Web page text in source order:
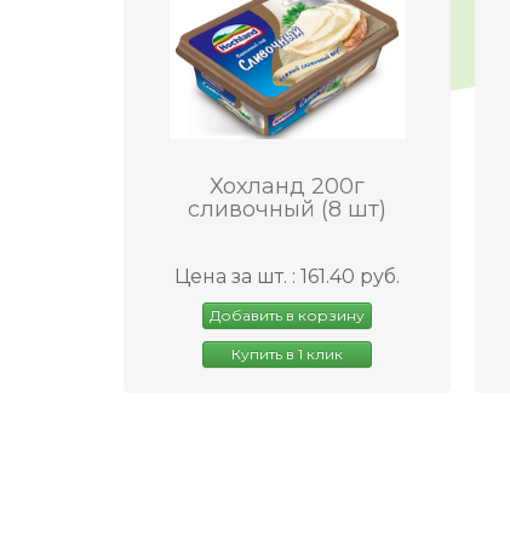
Хохланд 200г
сливочный (8 шт)
Цена за шт. : 161.40 руб.
Добавить в корзину
Купить в 1 клик